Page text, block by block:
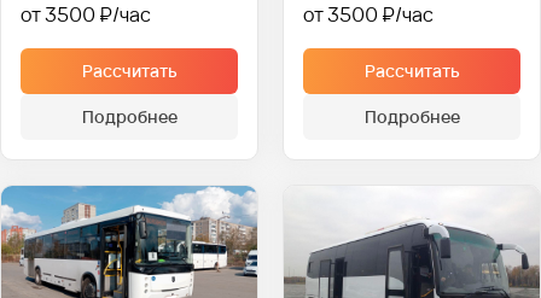
от 3500 ₽
Рассчитать
Подробнее
от 3500 ₽
Рассчитать
Подробнее